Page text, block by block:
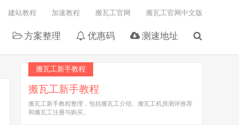
方案整理 优惠码 测速地址
建站教程 加速教程 搬瓦工官网 搬瓦工官网中文版
搬瓦工新手教程
搬瓦工新手教程
搬瓦工新手教程整理，包括搬瓦工介绍、搬瓦工机房测评推荐
和搬瓦工注册与购买。